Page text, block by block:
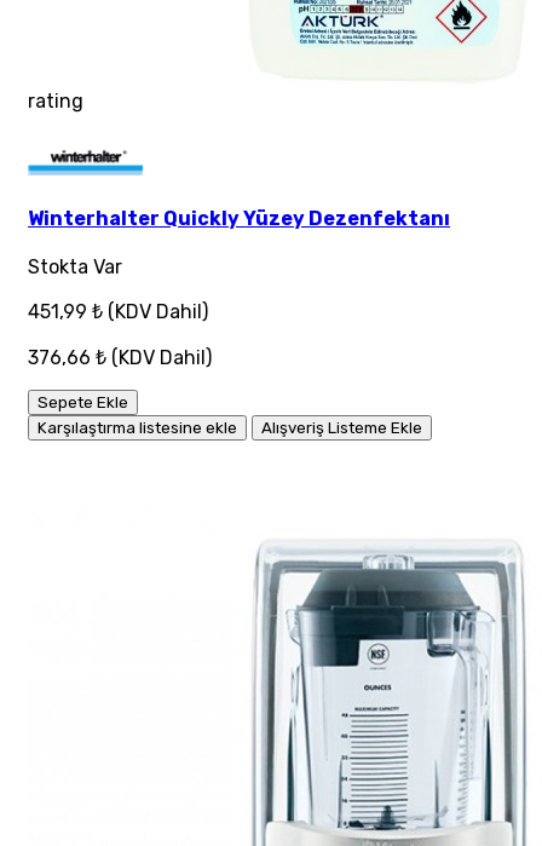
rating
Winterhalter Quickly Yüzey Dezenfektanı
Stokta Var
451,99 ₺ (KDV Dahil)
376,66 ₺ (KDV Dahil)
Sepete Ekle
Karşılaştırma listesine ekle
Alışveriş Listeme Ekle